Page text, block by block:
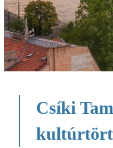
Csíki